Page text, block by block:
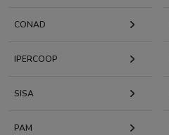
CONAD
IPERCOOP
SISA
PAM